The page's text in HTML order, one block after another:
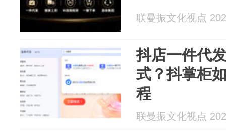
联曼振文化视点
抖店一件代
式？抖掌柜
程
联曼振文化视点